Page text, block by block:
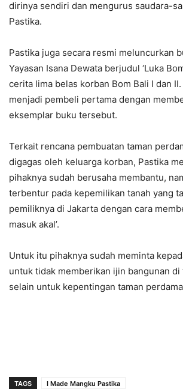
dirinya sendiri dan mengurus saudara-
Pastika.
Pastika juga secara resmi meluncurkan
Yayasan Isana Dewata berjudul ‘Luka
cerita lima belas korban Bom Bali I dan
menjadi pembeli pertama dengan
eksemplar buku tersebut.
Terkait rencana pembuatan taman
digagas oleh keluarga korban, Pastika
pihaknya sudah berusaha membantu,
terbentur pada kepemilikan tanah yang
pemiliknya di Jakarta dengan cara
masuk akal’.
Untuk itu pihaknya sudah meminta
untuk tidak memberikan ijin bangunan
selain untuk kepentingan taman
TAGS I Made Mangku Pastika